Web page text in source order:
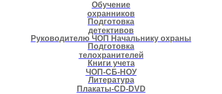
Обучение
охранников
Подготовка
детективов
Руководителю ЧОП Начальнику охраны
Подготовка
телохранителей
Книги учета
ЧОП-СБ-НОУ
Литература
Плакаты-CD-DVD